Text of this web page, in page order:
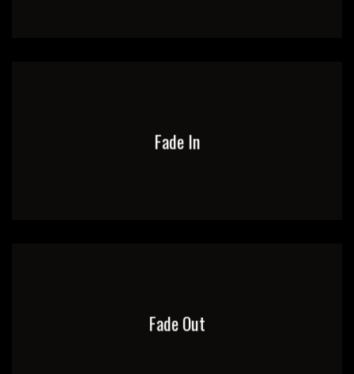
Fade In
Fade Out